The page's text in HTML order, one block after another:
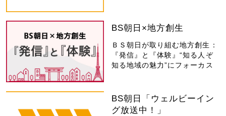
BS朝日×地方創生
ＢＳ朝日が取り組む地方創生：
『発信』と『体験』“知る人ぞ
知る地域の魅力”にフォーカス
BS朝日「ウェルビーイン
グ放送中！」